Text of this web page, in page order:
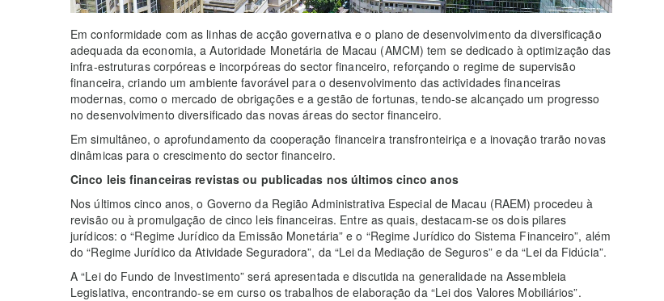
Em conformidade com as linhas de acção governativa e o plano de desenvolvimento da diversificação
adequada da economia, a Autoridade Monetária de Macau (AMCM) tem se dedicado à optimização das
infra-estruturas corpóreas e incorpóreas do sector financeiro, reforçando o regime de supervisão
financeira, criando um ambiente favorável para o desenvolvimento das actividades financeiras
modernas, como o mercado de obrigações e a gestão de fortunas, tendo-se alcançado um progresso
no desenvolvimento diversificado das novas áreas do sector financeiro.
Em simultâneo, o aprofundamento da cooperação financeira transfronteiriça e a inovação trarão novas
dinâmicas para o crescimento do sector financeiro.
Cinco leis financeiras revistas ou publicadas nos últimos cinco anos
Nos últimos cinco anos, o Governo da Região Administrativa Especial de Macau (RAEM) procedeu à
revisão ou à promulgação de cinco leis financeiras. Entre as quais, destacam-se os dois pilares
jurídicos: o “Regime Jurídico da Emissão Monetária” e o “Regime Jurídico do Sistema Financeiro”, além
do “Regime Jurídico da Atividade Seguradora”, da “Lei da Mediação de Seguros” e da “Lei da Fidúcia”.
A “Lei do Fundo de Investimento” será apresentada e discutida na generalidade na Assembleia
Legislativa, encontrando-se em curso os trabalhos de elaboração da “Lei dos Valores Mobiliários”.